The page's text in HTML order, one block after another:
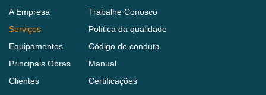
A Empresa
Serviços
Equipamentos
Principais Obras
Clientes
Trabalhe Conosco
Política da qualidade
Código de conduta
Manual
Certificações